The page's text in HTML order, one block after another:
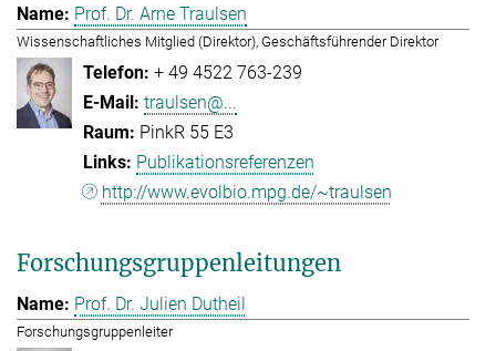
Prof. Dr. Arne Traulsen
Wissenschaftliches Mitglied (Direktor), Geschäftsführender Direktor
+ 49 4522 763-239
traulsen@...
PinkR 55 E3
Publikationsreferenzen
http://www.evolbio.mpg.de/~traulsen
Forschungsgruppenleitungen
Prof. Dr. Julien Dutheil
Forschungsgruppenleiter